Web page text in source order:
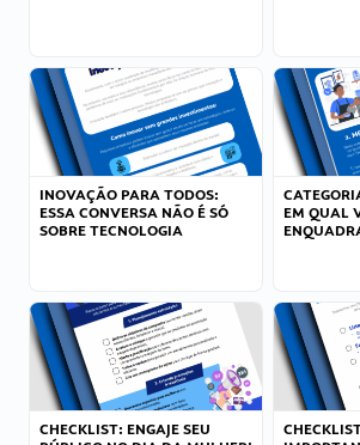
INOVAÇÃO PARA TODOS:
ESSA CONVERSA NÃO É SÓ
SOBRE TECNOLOGIA
EM QUAL
CHECKLIST: ENGAJE SEU